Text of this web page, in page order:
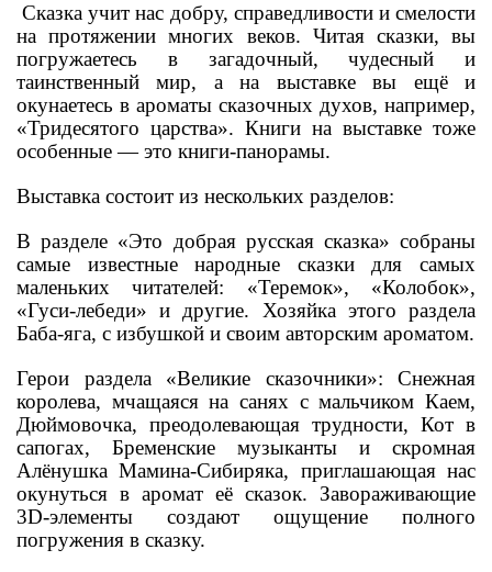
Сказка учит нас добру, справедливости и смелости
на протяжении многих веков. Читая сказки, вы
погружаетесь в загадочный, чудесный и
таинственный мир, а на выставке вы ещё и
окунаетесь в ароматы сказочных духов, например,
«Тридесятого царства». Книги на выставке тоже
особенные — это книги-панорамы.
Выставка состоит из нескольких разделов:
В разделе «Это добрая русская сказка» собраны
самые известные народные сказки для самых
маленьких читателей: «Теремок», «Колобок»,
«Гуси-лебеди» и другие. Хозяйка этого раздела
Баба-яга, с избушкой и своим авторским ароматом.
Герои раздела «Великие сказочники»: Снежная
королева, мчащаяся на санях с мальчиком Каем,
Дюймовочка, преодолевающая трудности, Кот в
сапогах, Бременские музыканты и скромная
Алёнушка Мамина-Сибиряка, приглашающая нас
окунуться в аромат её сказок. Завораживающие
3D-элементы создают ощущение полного
погружения в сказку.